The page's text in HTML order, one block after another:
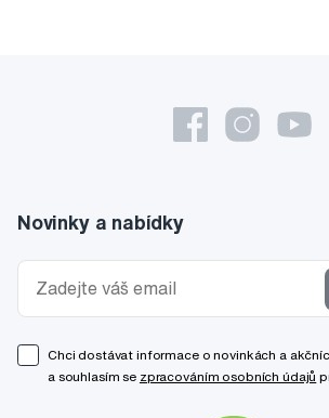
Novinky a nabídky
Chci dostávat informace o novinkách a
a souhlasím se zpracováním osobních údajů